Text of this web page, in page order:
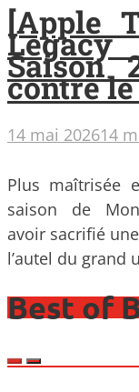
[Apple
Saison
contre
14 mai 202614
Plus maîtrisée
saison de
avoir sacrifié
l’autel du grand
Best of